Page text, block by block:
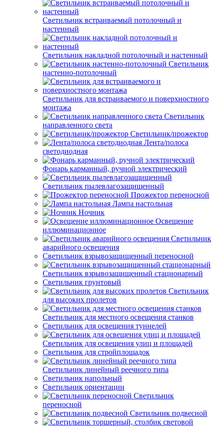
Светильник встраиваемый потолочный и
настенный
Светильник накладной потолочный и настенный
Светильник
настенно-потолочный
Светильник для встраиваемого и поверхностного
монтажа
Светильник
направленного света
Светильник/прожектор
Лента/полоса
светодиодная
Фонарь карманный, ручной электрический
Светильник пылевлагозащищенный
Прожектор переносной
Лампа настольная
Ночник
Освещение
иллюминационное
Светильник
аварийного освещения
Светильник взрывозащищенный переносной
Светильник взрывозащищенный стационарный
Светильник грунтовый
Светильник
для высоких пролетов
Светильник для местного освещения станков
Светильник для освещения туннелей
Светильник для освещения улиц и площадей
Светильник для стройплощадок
Светильник линейный реечного типа
Светильник напольный
Светильник ориентации
Светильник
переносной
Светильник подвесной